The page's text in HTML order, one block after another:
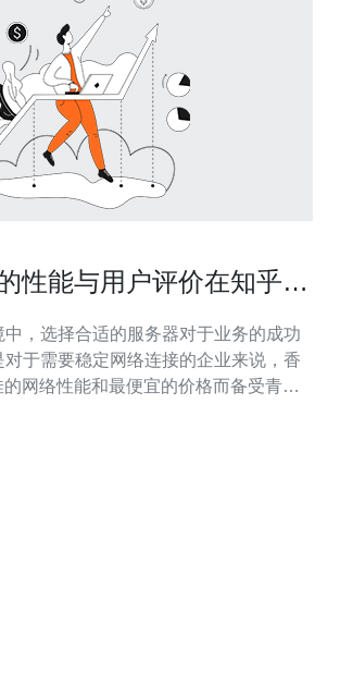
性能与用户评价在知乎的
，选择合适的服务器对于业务的成功
于需要稳定网络连接的企业来说，香
网络性能和最便宜的价格而备受青
关于这一话题的热烈讨论，帮助读者